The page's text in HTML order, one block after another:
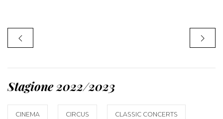
Stagione 2022/2023
CINEMA CIRCUS CLASSIC CONCERTS